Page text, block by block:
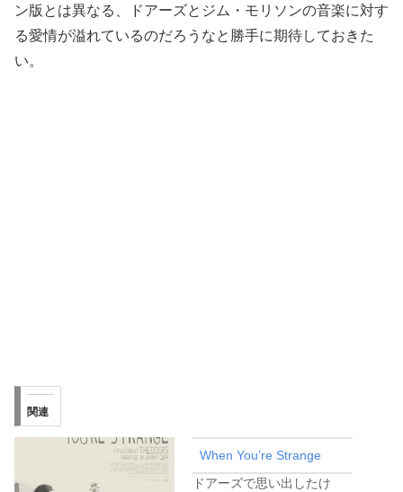
ン版とは異なる、ドアーズとジム・モリソンの音楽に対す
る愛情が溢れているのだろうなと勝手に期待しておきた
い。
関連
When You’re Strange
ドアーズで思い出したけ